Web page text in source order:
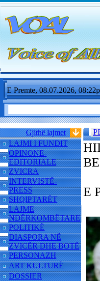
E Premte, 08.07.2026,
Gjithë lajmet
LAJMI I FUNDIT
OPINONE-
EDITORIALE
ZVICRA
INTERVISTË-
PRESS
SHQIPTARËT
LAJME
NDËRKOMBËTARE
POLITIKË
DIASPORA NË
ZVICËR DHE BOTË
PERSONAZH
ART KULTURË
DOSSIER
E